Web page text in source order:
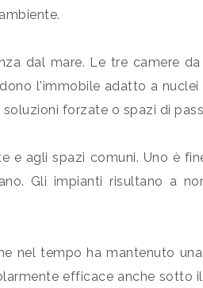
dal mare. Le tre camere
l'immobile adatto a
forzate o spazi di
e agli spazi comuni. Uno è
Gli impianti risultano a
nel tempo ha mantenuto
efficace anche